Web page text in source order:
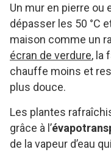
Un mur en pierre ou
dépasser les 50 °C
maison comme un
écran de verdure, la
chauffe moins et
plus douce.
Les plantes
grâce à l’
de la vapeur d’eau